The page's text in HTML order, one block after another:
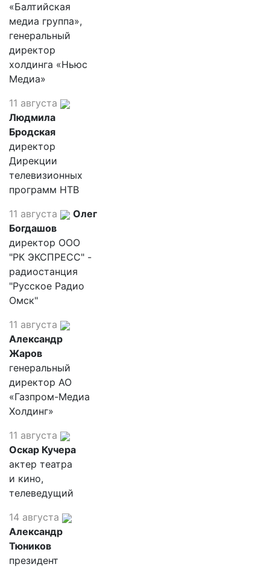
«Балтийская
медиа группа»,
генеральный
директор
холдинга «Ньюс
Медиа»
11 августа
Людмила
Бродская
директор
Дирекции
телевизионных
программ НТВ
11 августа
Олег
Богдашов
директор ООО
"РК ЭКСПРЕСС" -
радиостанция
"Русское Радио
Омск"
11 августа
Александр
Жаров
генеральный
директор АО
«Газпром-Медиа
Холдинг»
11 августа
Оскар Кучера
актер театра
и кино,
телеведущий
14 августа
Александр
Тюников
президент